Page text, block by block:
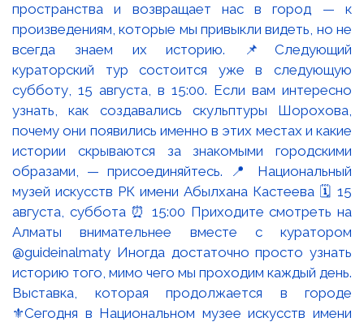
Выставка, которая продолжается в городе
⚜️Сегодня в Национальном музее искусств имени